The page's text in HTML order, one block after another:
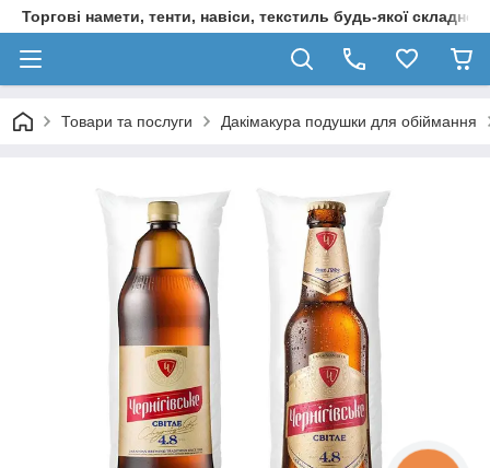
Торгові намети, тенти, навіси, текстиль будь-якої
Товари та послуги Дакімакура подушки для обіймання